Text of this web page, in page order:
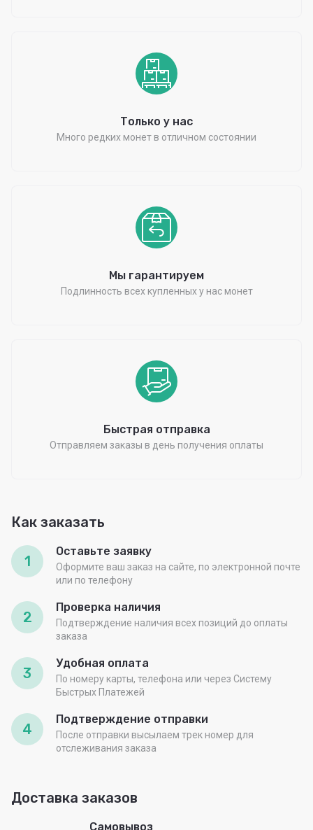
Только у нас
Много редких монет в отличном состоянии
Мы гарантируем
Подлинность всех купленных у нас монет
Быстрая отправка
Отправляем заказы в день получения оплаты
Как заказать
1
Оставьте заявку
Оформите ваш заказ на сайте, по электронной почте
или по телефону
2
Проверка наличия
Подтверждение наличия всех позиций до оплаты
заказа
3
Удобная оплата
По номеру карты, телефона или через Систему
Быстрых Платежей
4
Подтверждение отправки
После отправки высылаем трек номер для
отслеживания заказа
Доставка заказов
Самовывоз